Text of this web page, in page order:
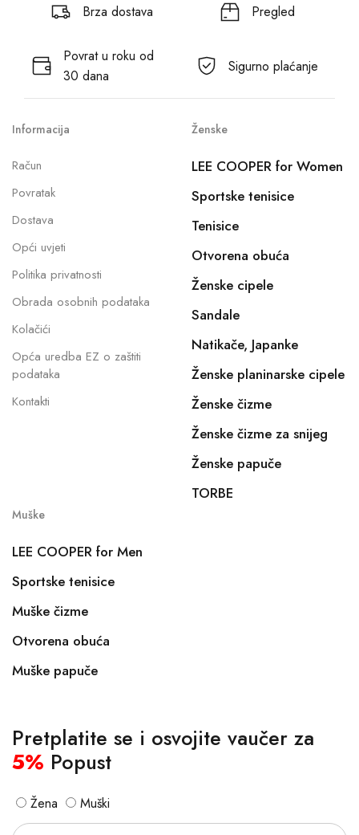
Brza dostava Pregled
Povrat u roku od
30 dana
Sigurno plaćanje
Informacija
Račun
Povratak
Dostava
Opći uvjeti
Politika privatnosti
Obrada osobnih podataka
Kolačići
Opća uredba EZ o zaštiti
podataka
Kontakti
Ženske
LEE COOPER for Women
Sportske tenisice
Tenisice
Otvorena obuća
Ženske cipele
Sandale
Natikače, Japanke
Ženske planinarske cipele
Ženske čizme
Ženske čizme za snijeg
Ženske papuče
TORBE
Muške
LEE COOPER for Men
Sportske tenisice
Muške čizme
Otvorena obuća
Muške papuče
Pretplatite se i osvojite vaučer za
5% Popust
Žena Muški